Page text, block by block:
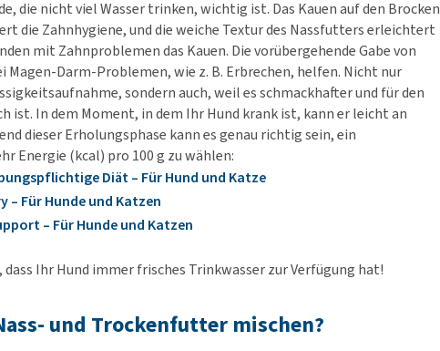
die nicht viel Wasser trinken, wichtig ist. Das Kauen auf den Brocken
die Zahnhygiene, und die weiche Textur des Nassfutters erleichtert
mit Zahnproblemen das Kauen. Die vorübergehende Gabe von
Magen-Darm-Problemen, wie z. B. Erbrechen, helfen. Nicht nur
sondern auch, weil es schmackhafter und für den
ist. In dem Moment, in dem Ihr Hund krank ist, kann er leicht an
dieser Erholungsphase kann es genau richtig sein, ein
Energie (kcal) pro 100 g zu wählen:
Diät – Für Hund und Katze
– Für Hunde und Katzen
– Für Hunde und Katzen
Ihr Hund immer frisches Trinkwasser zur Verfügung hat!
und Trockenfutter mischen?